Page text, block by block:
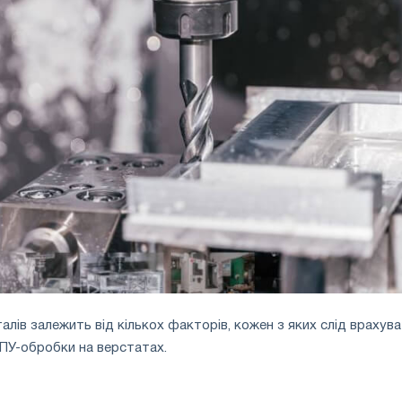
залежить від кількох факторів, кожен з яких слід
обробки на верстатах.